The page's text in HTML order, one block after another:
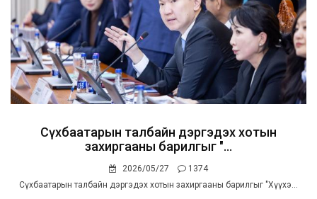
Сүхбаатарын талбайн дэргэдэх хотын
захиргааны барилгыг "...
2026/05/27
1374
Сүхбаатарын талбайн дэргэдэх хотын захиргааны барилгыг "Хүүхэ...